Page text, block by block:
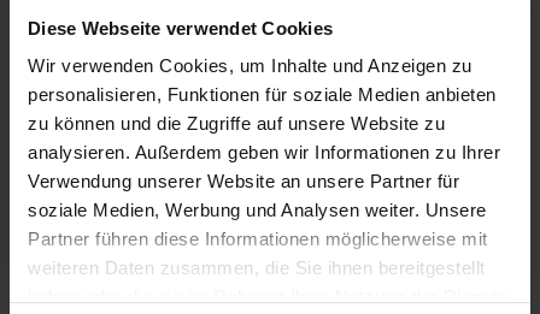
Diese Webseite verwendet Cookies
Wir verwenden Cookies, um Inhalte und Anzeigen zu
personalisieren, Funktionen für soziale Medien anbieten
zu können und die Zugriffe auf unsere Website zu
analysieren. Außerdem geben wir Informationen zu Ihrer
Verwendung unserer Website an unsere Partner für
soziale Medien, Werbung und Analysen weiter. Unsere
Partner führen diese Informationen möglicherweise mit
weiteren Daten zusammen, die Sie ihnen bereitgestellt
Braune Slingbackpumps mit
Bordeauxrote Pumps mit Strass-